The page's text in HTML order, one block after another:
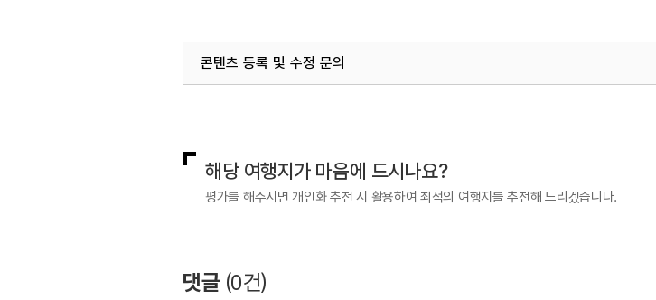
콘텐츠 등록 및 수정 문의
해당 여행지가 마음에 드시나요?
평가를 해주시면 개인화 추천 시 활용하여 최적의 여행지를 추천해 드리겠습니다.
댓글 (0건)